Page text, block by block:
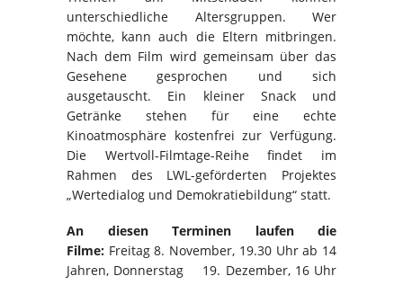
unterschiedliche Altersgruppen. Wer
möchte, kann auch die Eltern mitbringen.
Nach dem Film wird gemeinsam über das
Gesehene gesprochen und sich
ausgetauscht. Ein kleiner Snack und
Getränke stehen für eine echte
Kinoatmosphäre kostenfrei zur Verfügung.
Die Wertvoll-Filmtage-Reihe findet im
Rahmen des LWL-geförderten Projektes
„Wertedialog und Demokratiebildung“ statt.
An diesen Terminen laufen die
Filme: Freitag 8. November, 19.30 Uhr ab 14
Jahren, Donnerstag 19. Dezember, 16 Uhr